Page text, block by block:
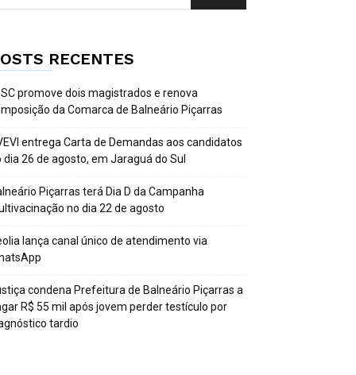
RECENTES
promove dois magistrados e renova
da Comarca de Balneário Piçarras
entrega Carta de Demandas aos candidatos
dia 26 de agosto, em Jaraguá do Sul
Piçarras terá Dia D da Campanha
no dia 22 de agosto
lança canal único de atendimento via
condena Prefeitura de Balneário Piçarras a
R$ 55 mil após jovem perder testículo por
tardio